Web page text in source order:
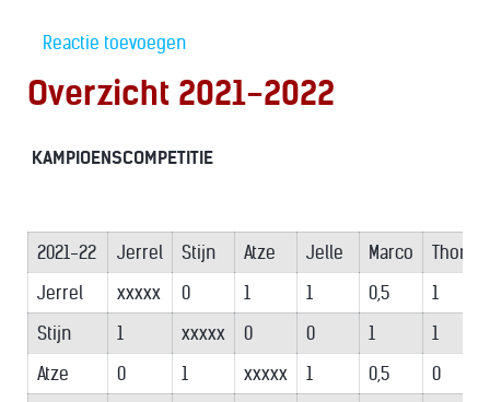
Reactie toevoegen
Overzicht 2021-2022
KAMPIOENSCOMPETITIE
2021-22 Jerrel Stijn Atze Jelle Marco
Jerrel
xxxxx 0 1 1 0,5
1
Stijn
1 xxxxx 0 0 1
1
Atze
0 1 xxxxx 1 0,5
0